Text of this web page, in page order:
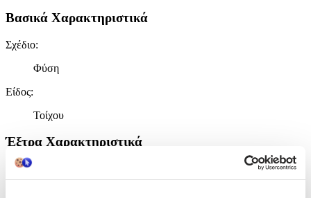
Βασικά Χαρακτηριστικά
Σχέδιο:
Φύση
Είδος:
Τοίχου
Έξτρα Χαρακτηριστικά
Αφρώδες